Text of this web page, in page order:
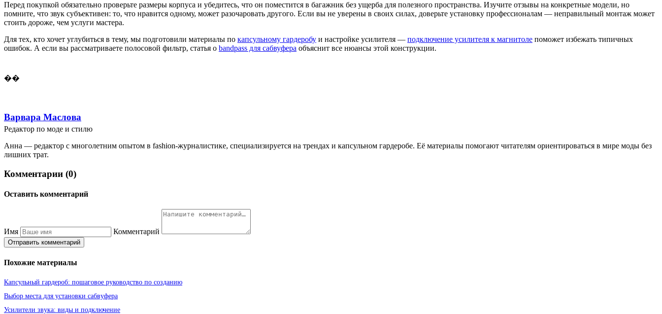
Перед покупкой обязательно проверьте размеры корпуса и убедитесь, что он поместится в багажник без ущерба для полезного пространства. Изучите отзывы на конкретные модели, но
помните, что звук субъективен: то, что нравится одному, может разочаровать другого. Если вы не уверены в своих силах, доверьте установку профессионалам — неправильный монтаж может
стоить дороже, чем услуги мастера.
Для тех, кто хочет углубиться в тему, мы подготовили материалы по капсульному гардеробу и настройке усилителя — подключение усилителя к магнитоле поможет избежать типичных
ошибок. А если вы рассматриваете полосовой фильтр, статья о bandpass для сабвуфера объяснит все нюансы этой конструкции.
��
Варвара Маслова
Редактор по моде и стилю
Анна — редактор с многолетним опытом в fashion-журналистике, специализируется на трендах и капсульном гардеробе. Её материалы помогают читателям ориентироваться в мире моды без
лишних трат.
Комментарии (0)
Оставить комментарий
Имя Комментарий
Отправить комментарий
Похожие материалы
Капсульный гардероб: пошаговое руководство по созданию
Выбор места для установки сабвуфера
Усилители звука: виды и подключение